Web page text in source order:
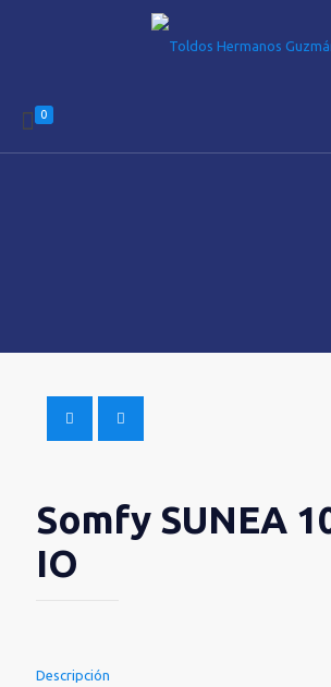
0
Somfy SUNEA
IO
Descripción